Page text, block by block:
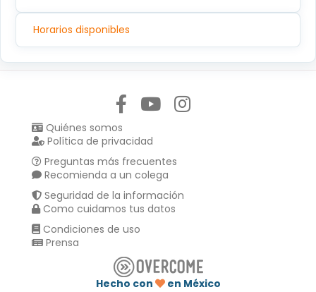
Horarios disponibles
Quiénes somos
Política de privacidad
Preguntas más frecuentes
Recomienda a un colega
Seguridad de la información
Como cuidamos tus datos
Condiciones de uso
Prensa
Hecho con en México